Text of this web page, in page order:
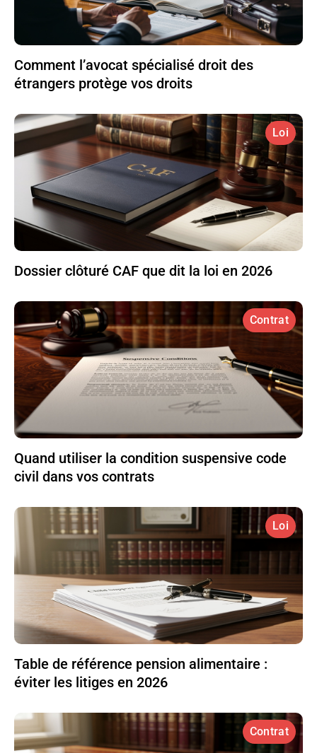
Comment l’avocat spécialisé droit des
étrangers protège vos droits
Loi
Dossier clôturé CAF que dit la loi en 2026
Contrat
Quand utiliser la condition suspensive code
civil dans vos contrats
Loi
Table de référence pension alimentaire :
éviter les litiges en 2026
Contrat